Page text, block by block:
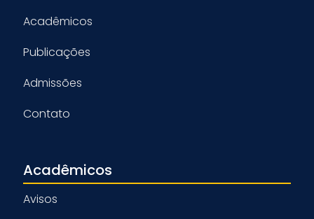
Acadêmicos
Publicações
Admissões
Contato
Acadêmicos
Avisos